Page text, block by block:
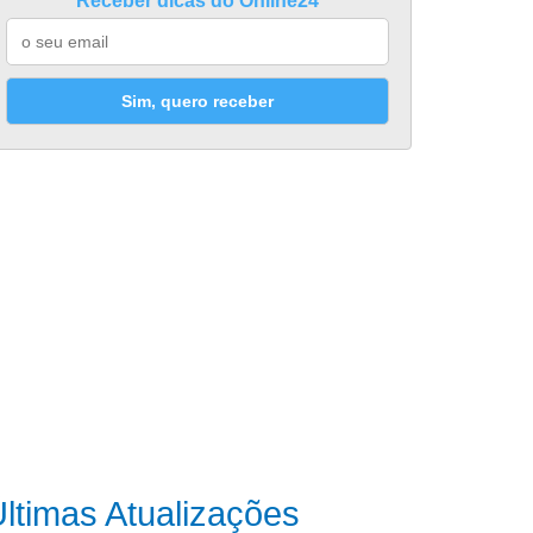
Sim, quero receber
Atualizações